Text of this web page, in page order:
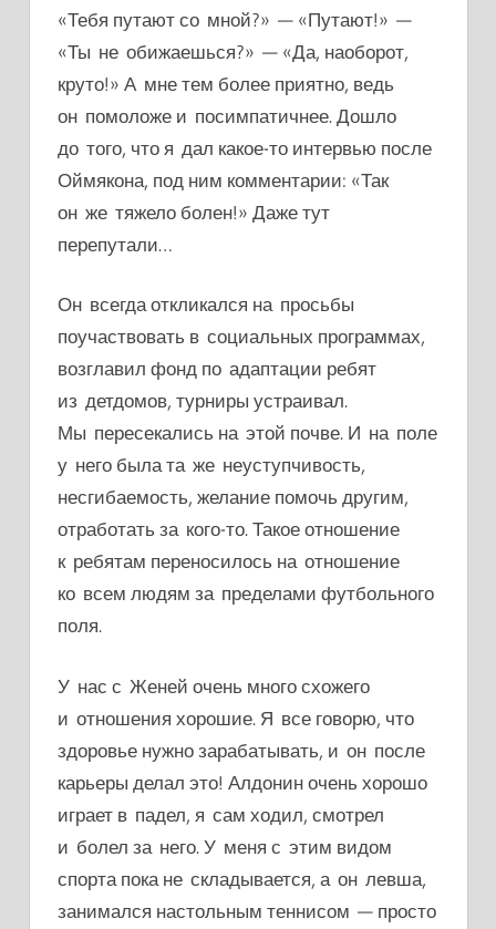
«Тебя путают со мной?» — «Путают!» —
«Ты не обижаешься?» — «Да, наоборот,
круто!» А мне тем более приятно, ведь
он помоложе и посимпатичнее. Дошло
до того, что я дал какое-то интервью после
Оймякона, под ним комментарии: «Так
он же тяжело болен!» Даже тут
перепутали…
Он всегда откликался на просьбы
поучаствовать в социальных программах,
возглавил фонд по адаптации ребят
из детдомов, турниры устраивал.
Мы пересекались на этой почве. И на поле
у него была та же неуступчивость,
несгибаемость, желание помочь другим,
отработать за кого-то. Такое отношение
к ребятам переносилось на отношение
ко всем людям за пределами футбольного
поля.
У нас с Женей очень много схожего
и отношения хорошие. Я все говорю, что
здоровье нужно зарабатывать, и он после
карьеры делал это! Алдонин очень хорошо
играет в падел, я сам ходил, смотрел
и болел за него. У меня с этим видом
спорта пока не складывается, а он левша,
занимался настольным теннисом — просто